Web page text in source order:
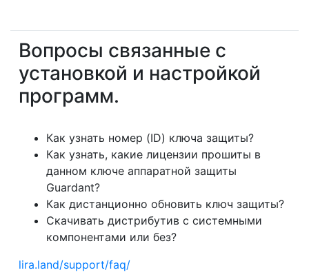
Вопросы связанные с
установкой и настройкой
программ.
Как узнать номер (ID) ключа защиты?
Как узнать, какие лицензии прошиты в
данном ключе аппаратной защиты
Guardant?
Как дистанционно обновить ключ защиты?
Скачивать дистрибутив с системными
компонентами или без?
lira.land/support/faq/